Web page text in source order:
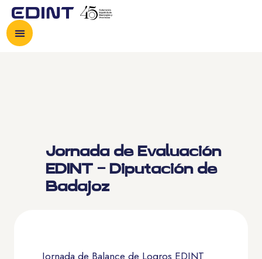
Jornada de Evaluación
EDINT – Diputación de
Badajoz
Jornada de Balance de Logros EDINT